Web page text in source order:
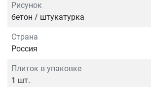
Рисунок
бетон / штукатурка
Страна
Россия
Плиток в упаковке
1 шт.